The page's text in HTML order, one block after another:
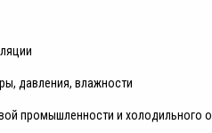
давления, влажности
промышленности и холодильного